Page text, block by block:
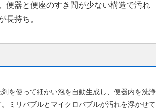
便器と便座のすき間が少ない構造で汚れ
長持ち。
剤を使って細かい泡を自動生成し、便器内を洗浄
ミリバブルとマイクロバブルが汚れを浮かせて